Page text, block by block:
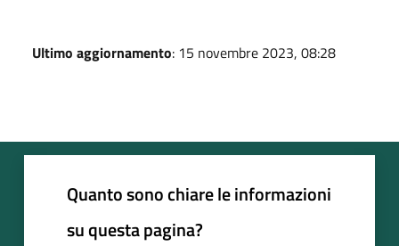
Ultimo aggiornamento: 15 novembre 2023, 08:28
Quanto sono chiare le informazioni
su questa pagina?